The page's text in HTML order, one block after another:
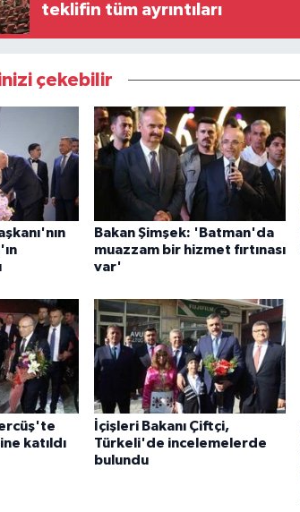
teklifin tüm ayrıntıları
çekebilir
Bakan Şimşek: 'Batman'da
muazzam bir hizmet fırtınası
var'
katıldı
İçişleri Bakanı Çiftçi,
Türkeli'de incelemelerde
bulundu